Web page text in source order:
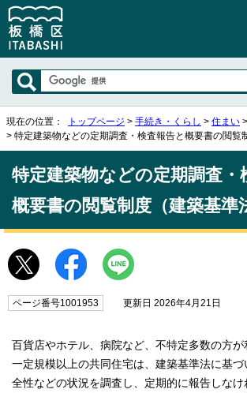
現在の位置： トップページ > 手続き・くらし > 住まい >
> 特定建築物などの定期調査・検査報告と概要書の閲覧
特定建築物などの定期調査・
概要書の閲覧制度（建築基準
ページ番号1001953 更新日 2026年4月21日
百貨店やホテル、病院など、不特定多数の方
一定規模以上の共同住宅は、建築基準法に基
全性などの状況を調査し、定期的に報告しなけ